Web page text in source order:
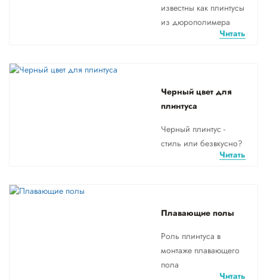
известны как плинтусы
из дюрополимера
Читать
Черный цвет для
плинтуса
Черный плинтус -
стиль или безвкусно?
Читать
Плавающие полы
Роль плинтуса в
монтаже плавающего
пола
Читать